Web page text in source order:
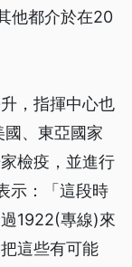
他都介於在20
，指揮中心也
、東亞國家
檢疫，並進行
示：「這段時
1922(專線)來
這些有可能